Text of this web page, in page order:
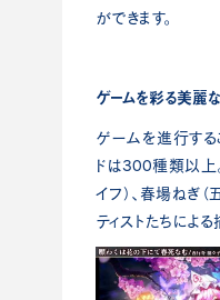
ができます。
ゲームを彩る美麗
ゲームを進行する
ドは300種類以上
イフ）、春場ねぎ
ティストたちによる